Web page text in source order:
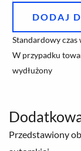
DODAJ
Standardowy czas
W przypadku
wydłużony
Przedstawiony